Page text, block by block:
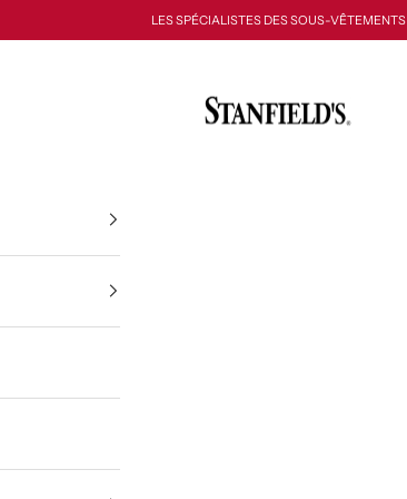
LES SPÉCIALISTES DES SOUS-VÊTEMENTS